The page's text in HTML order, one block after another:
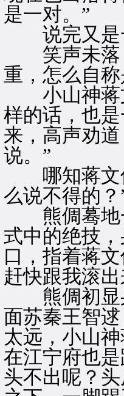
是一对。”
说完又是
笑声未落，
重，怎么自
小山神蒋文
样的话，也
来，高声劝
说。”
哪知蒋文伟
么说不得的？
熊倜蓦地一
式中的绝技
口，指着蒋
赶快跟我滚
熊倜初显身
面苏秦王智
太远，小山
在江宁府也
头不出呢？